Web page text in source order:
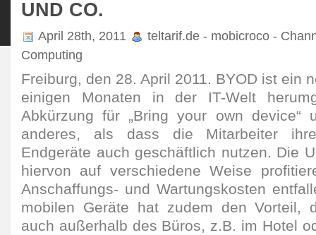
UND CO.
April 28th, 2011
teltarif.de - mobicroco -
Computing
Freiburg, den 28. April 2011. BYOD ist ein
einigen Monaten in der IT-Welt
Abkürzung für „Bring your own device“
anderes, als dass die Mitarbeiter
Endgeräte auch geschäftlich nutzen. Die
hiervon auf verschiedene Weise
Anschaffungs- und Wartungskosten
mobilen Geräte hat zudem den Vorteil,
auch außerhalb des Büros, z.B. im Hotel